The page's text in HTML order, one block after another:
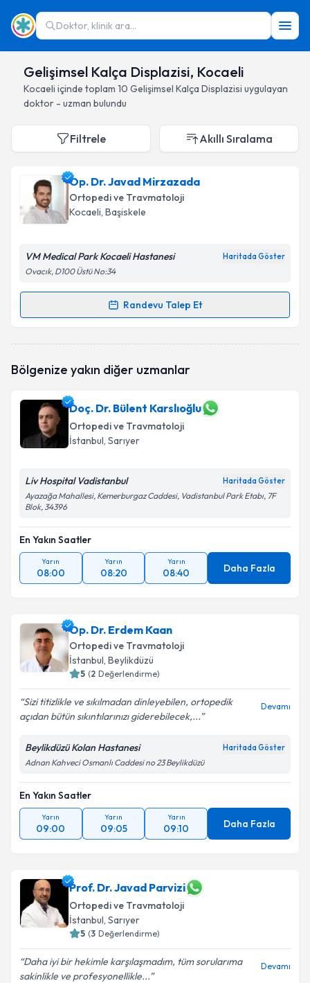
Doktor, klinik ara...
Gelişimsel Kalça Displazisi, Kocaeli
Kocaeli içinde toplam 10 Gelişimsel Kalça Displazisi uygulayan
doktor - uzman bulundu
Filtrele Akıllı Sıralama
Op. Dr. Javad Mirzazada
Ortopedi ve Travmatoloji
Kocaeli, Başiskele
VM Medical Park Kocaeli Hastanesi Haritada Göster
Ovacık, D100 Üstü No:34
Randevu Talep Et
Randevu Takvimi Talebi
oluşturun. Size bu uzmandan randevu almanız için bir
E-posta Adresiniz
Kişisel verilerimin işlenmesine ilişkin
Aydınlatma
Metni'ni okudum ve kişisel verilerimin belirtilen
Takvim Talebini Gönder
Bölgenize yakın diğer uzmanlar
Doç. Dr. Bülent Karslıoğlu
Ortopedi ve Travmatoloji
İstanbul, Sarıyer
Liv Hospital Vadistanbul Haritada Göster
Ayazağa Mahallesi, Kemerburgaz Caddesi, Vadistanbul Park Etabı, 7F
Blok, 34396
En Yakın Saatler
Yarın
08:00
Yarın
08:20
Yarın
08:40 Daha Fazla
Op. Dr. Erdem Kaan
Ortopedi ve Travmatoloji
İstanbul, Beylikdüzü
5 (2 Değerlendirme)
Sizi titizlikle ve sıkılmadan dinleyebilen, ortopedik
açıdan bütün sıkıntılarınızı giderebilecek,...
Devamı
Beylikdüzü Kolan Hastanesi Haritada Göster
Adnan Kahveci Osmanlı Caddesi no 23 Beylikdüzü
En Yakın Saatler
Yarın
09:00
Yarın
09:05
Yarın
09:10 Daha Fazla
Prof. Dr. Javad Parvizi
Ortopedi ve Travmatoloji
İstanbul, Sarıyer
5 (3 Değerlendirme)
Daha iyi bir hekimle karşılaşmadım, tüm sorularıma
sakinlikle ve profesyonellikle...
Devamı